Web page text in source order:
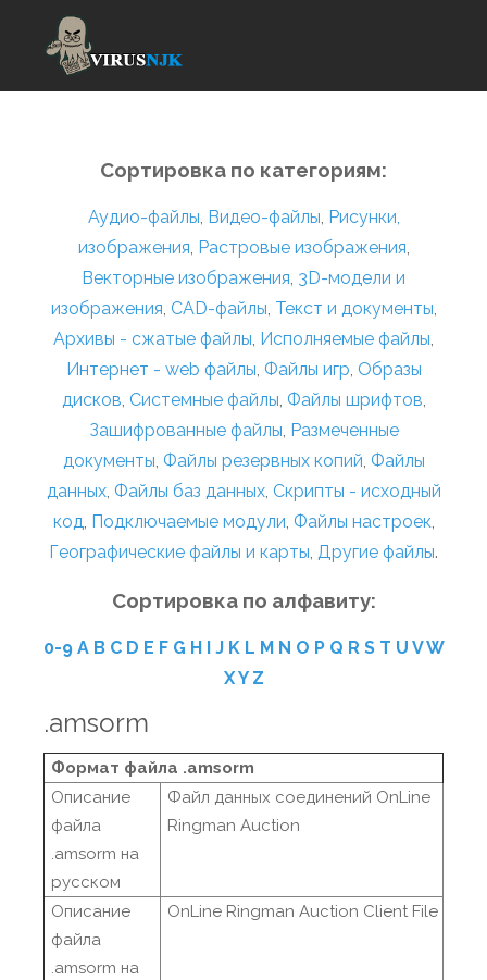
Сортировка по категориям:
Аудио-файлы, Видео-файлы, Рисунки,
изображения, Растровые изображения,
Векторные изображения, 3D-модели и
изображения, CAD-файлы, Текст и документы,
Архивы - сжатые файлы, Исполняемые файлы,
Интернет - web файлы, Файлы игр, Образы
дисков, Системные файлы, Файлы шрифтов,
Зашифрованные файлы, Размеченные
документы, Файлы резервных копий, Файлы
данных, Файлы баз данных, Скрипты - исходный
код, Подключаемые модули, Файлы настроек,
Географические файлы и карты, Другие файлы.
Сортировка по алфавиту:
0-9 A B C D E F G H I J K L M N O P Q R S T U VW
XY Z
.amsorm
Формат файла .amsorm
Описание
файла
.amsorm на
русском
Файл данных соединений OnLine
Ringman Auction
Описание
файла
.amsorm на
OnLine Ringman Auction Client File